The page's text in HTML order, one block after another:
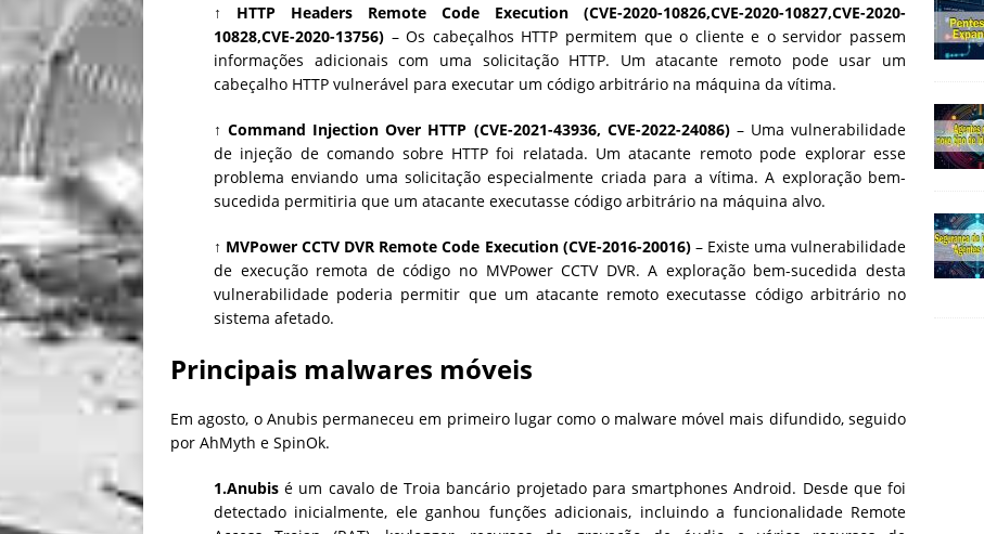
↑ HTTP Headers Remote Code Execution (CVE-2020-10826,CVE-2020-10827,CVE-2020-
10828,CVE-2020-13756) – Os cabeçalhos HTTP permitem que o cliente e o servidor passem
informações adicionais com uma solicitação HTTP. Um atacante remoto pode usar um
cabeçalho HTTP vulnerável para executar um código arbitrário na máquina da vítima.
↑ Command Injection Over HTTP (CVE-2021-43936, CVE-2022-24086)– Uma vulnerabilidade
de injeção de comando sobre HTTP foi relatada. Um atacante remoto pode explorar esse
problema enviando uma solicitação especialmente criada para a vítima. A exploração bem-
sucedida permitiria que um atacante executasse código arbitrário na máquina alvo.
↑ MVPower CCTV DVR Remote Code Execution (CVE-2016-20016)– Existe uma vulnerabilidade
de execução remota de código no MVPower CCTV DVR. A exploração bem-sucedida desta
vulnerabilidade poderia permitir que um atacante remoto executasse código arbitrário no
sistema afetado.
Principais malwares móveis
Em agosto, o Anubis permaneceu em primeiro lugar como o malware móvel mais difundido, seguido
por AhMyth e SpinOk.
1.Anubisé um cavalo de Troia bancário projetado para smartphones Android. Desde que foi
detectado inicialmente, ele ganhou funções adicionais, incluindo a funcionalidade Remote